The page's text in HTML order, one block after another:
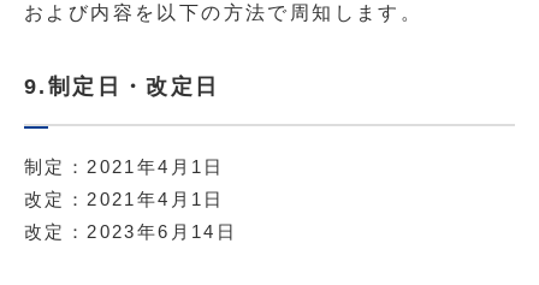
および内容を以下の方法で周知します。
9.制定日・改定日
制定：2021年4月1日
改定：2021年4月1日
改定：2023年6月14日